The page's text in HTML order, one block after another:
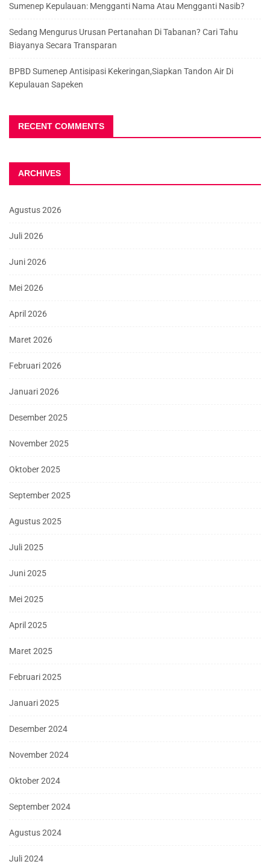
Sumenep Kepulauan: Mengganti Nama Atau Mengganti Nasib?
Sedang Mengurus Urusan Pertanahan Di Tabanan? Cari Tahu
Biayanya Secara Transparan
BPBD Sumenep Antisipasi Kekeringan,Siapkan Tandon Air Di
Kepulauan Sapeken
RECENT COMMENTS
ARCHIVES
Agustus 2026
Juli 2026
Juni 2026
Mei 2026
April 2026
Maret 2026
Februari 2026
Januari 2026
Desember 2025
November 2025
Oktober 2025
September 2025
Agustus 2025
Juli 2025
Juni 2025
Mei 2025
April 2025
Maret 2025
Februari 2025
Januari 2025
Desember 2024
November 2024
Oktober 2024
September 2024
Agustus 2024
Juli 2024